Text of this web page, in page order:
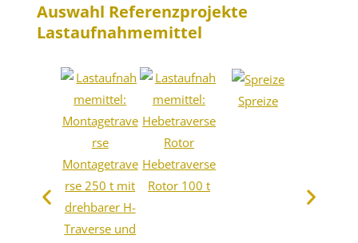
Auswahl Referenzprojekte
Lastaufnahmemittel
Montagetrave
rse 250 t mit
drehbarer H-
Traverse und
Hebetraverse
Rotor 100 t
Spreize